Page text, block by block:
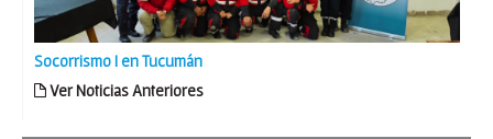
Socorrismo I en Tucumán
Ver Noticias Anteriores